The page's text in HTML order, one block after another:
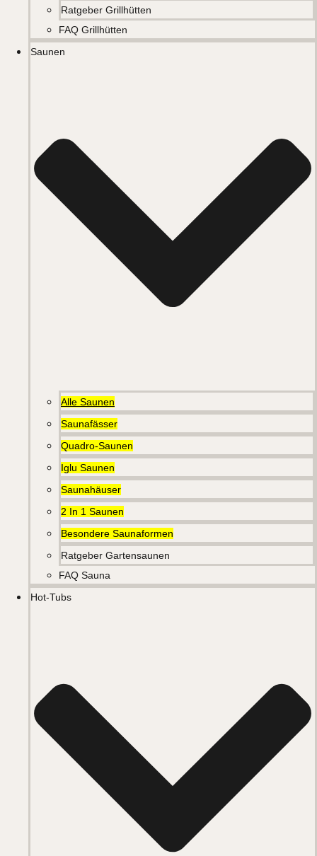
Ratgeber Grillhütten
FAQ Grillhütten
Saunen
Alle Saunen
Saunafässer
Quadro-Saunen
Iglu Saunen
Saunahäuser
2 In 1 Saunen
Besondere Saunaformen
Ratgeber Gartensaunen
FAQ Sauna
Hot-Tubs